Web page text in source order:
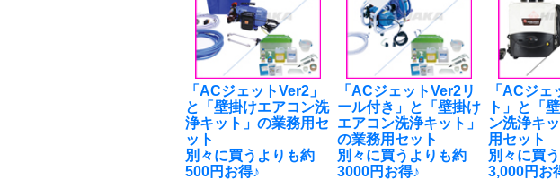
「ACジェットVer2」
と「壁掛けエアコン洗
浄キット」の業務用セ
ット
別々に買うよりも約
500円お得♪
「ACジェットVer2リ
ール付き」と「壁掛け
エアコン洗浄キット」
の業務用セット
別々に買うよりも約
3000円お得♪
「ACジ
ト」と「
ン洗浄キ
用セット
別々に買
3,000円お